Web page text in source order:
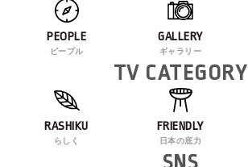
PEOPLE
ピープル
GALLERY
ギャラリー
TV CATEGORY
RASHIKU
らしく
FRIENDLY
日本の底力